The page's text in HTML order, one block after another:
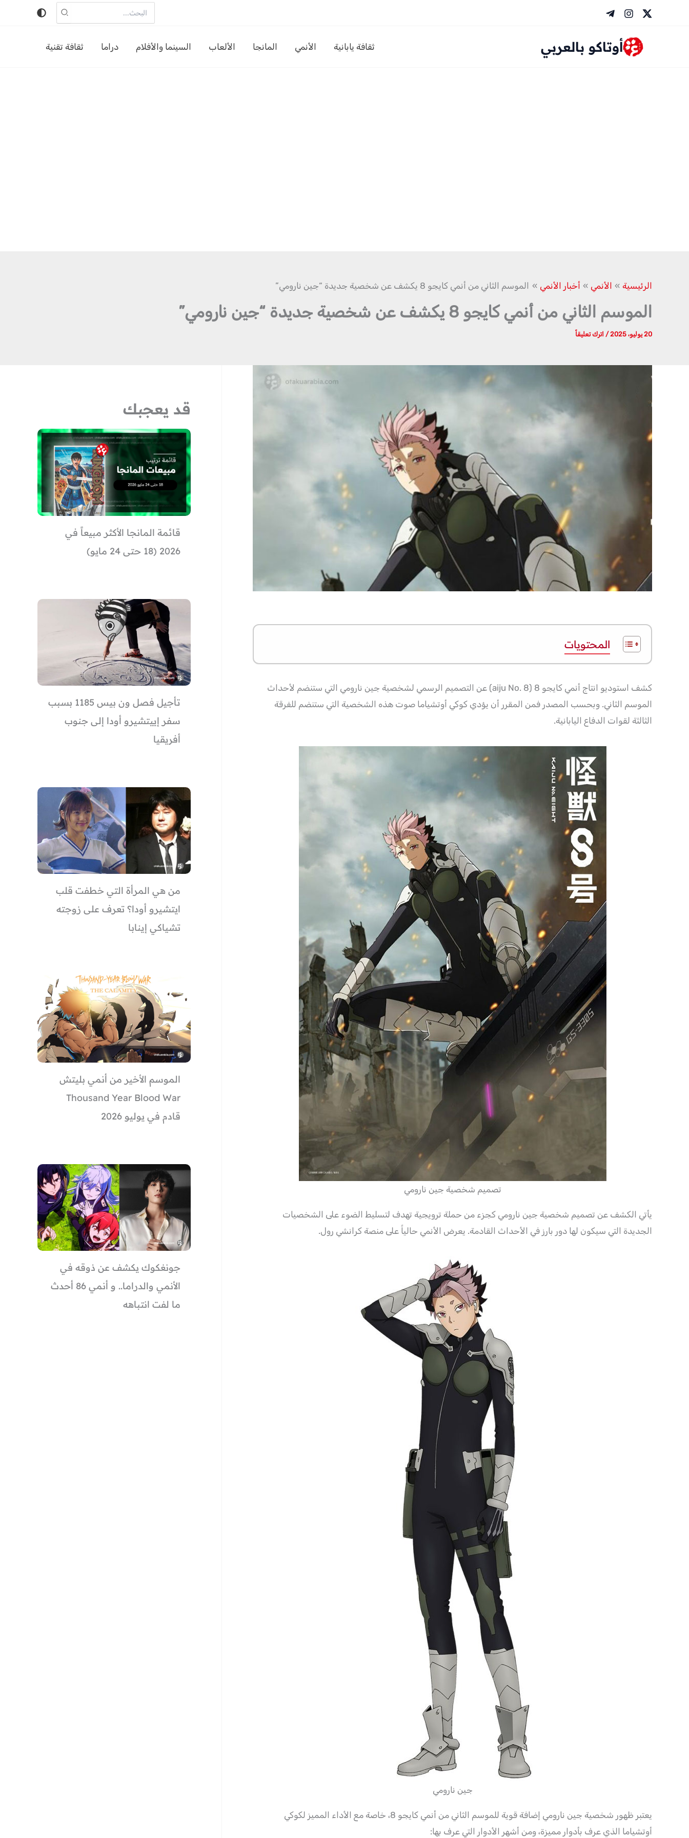
عن:
أوتاكو بالعربي ثقافة يابانية الأنمي المانجا الألعاب السينما والأفلام دراما ثقافة تقنية
الرئيسية الأنمي أخبار الأنمي الموسم الثاني من أنمي كايجو 8 يكشف عن شخصية جديدة “جين نارومي”
الموسم الثاني من أنمي كايجو 8 يكشف عن شخصية جديدة “جين نارومي”
20 يوليو، 2025 / اترك تعليقاً
المحتويات
كشف استوديو انتاج أنمي كايجو 8 (aiju No. 8) عن التصميم الرسمي لشخصية جين نارومي التي ستنضم لأحداث
الموسم الثاني. وبحسب المصدر فمن المقرر أن يؤدي كوكي أوتشياما صوت هذه الشخصية التي ستنضم للفرقة
الثالثة لقوات الدفاع اليابانية.
تصميم شخصية جين نارومي
يأتي الكشف عن تصميم شخصية جين نارومي كجزء من حملة ترويجية تهدف لتسليط الضوء على الشخصيات
الجديدة التي سيكون لها دور بارز في الأحداث القادمة. يعرض الأنمي حالياً على منصة كرانشي رول.
جين نارومي
يعتبر ظهور شخصية جين نارومي إضافة قوية للموسم الثاني من أنمي كايجو 8، خاصة مع الأداء المميز لكوكي
أوتشياما الذي عرف بأدوار مميزة، ومن أشهر الأدوار التي عرف بها:
قد يعجبك
قائمة المانجا الأكثر مبيعاً في
2026 (18 حتى 24 مايو)
تأجيل فصل ون بيس 1185 بسبب
سفر إييتشيرو أودا إلى جنوب
أفريقيا
من هي المرأة التي خطفت قلب
ايتشيرو أودا؟ تعرف على زوجته
تشياكي إينابا
الموسم الأخير من أنمي بليتش
Thousand Year Blood War
قادم في يوليو 2026
جونغكوك يكشف عن ذوقه في
الأنمي والدراما.. و أنمي 86 أحدث
ما لفت انتباهه